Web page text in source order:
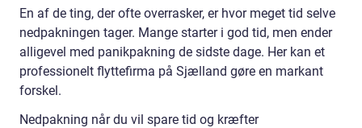
En af de ting, der ofte overrasker, er hvor meget tid selve
nedpakningen tager. Mange starter i god tid, men ender
alligevel med panikpakning de sidste dage. Her kan et
professionelt flyttefirma på Sjælland gøre en markant
forskel.
Nedpakning når du vil spare tid og kræfter